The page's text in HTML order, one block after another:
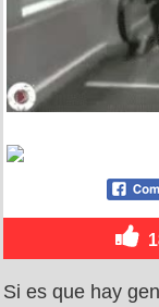
Si es que hay